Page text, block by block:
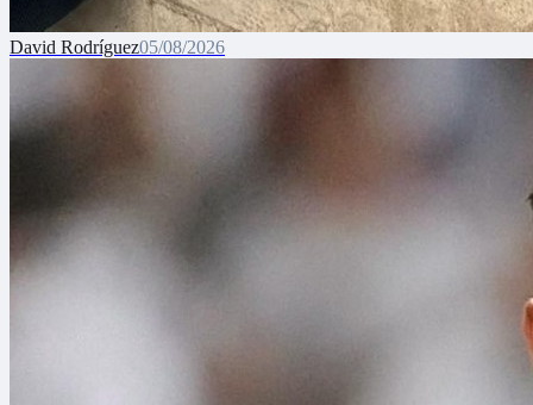
David Rodríguez05/08/2026